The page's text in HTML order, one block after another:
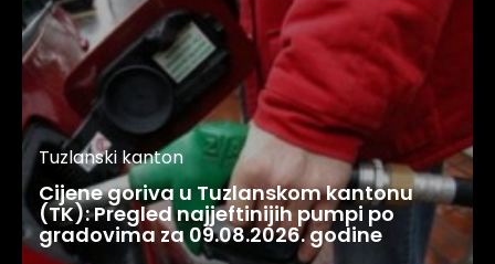
Tuzlanski kanton
Cijene goriva u Tuzlanskom kantonu
(TK): Pregled najjeftinijih pumpi po
gradovima za 09.08.2026. godine